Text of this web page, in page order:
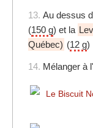
13. Au dessus
(150 g) et la
Québec) (12 g)
14. Mélanger à